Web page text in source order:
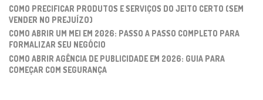
COMO PRECIFICAR PRODUTOS E SERVIÇOS DO JEITO CERTO (SEM
VENDER NO PREJUÍZO)
COMO ABRIR UM MEI EM 2026: PASSO A PASSO COMPLETO PARA
FORMALIZAR SEU NEGÓCIO
COMO ABRIR AGÊNCIA DE PUBLICIDADE EM 2026: GUIA PARA
COMEÇAR COM SEGURANÇA